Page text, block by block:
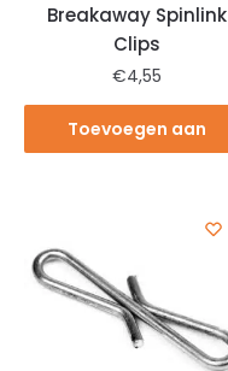
Breakaway Spinlink
Clips
€4,55
Toevoegen aan